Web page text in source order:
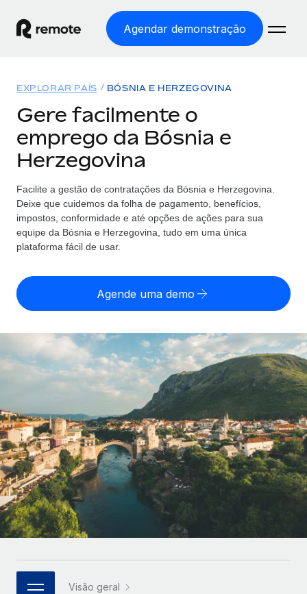
Agendar demonstração
EMPREGO GLOBAL
Processamento Salarial
Employer of Record
Expanda globalmente sem custos de constituição de
globalmente
SERVICES
Perguntar a um especialista
Obtenha apoio especializado em RH e
Soluções
COBERTURA GLOBAL
Explorador de países
Encontra apoio para emprego global por país
Comparar a Remote
TORNE-SE NOSSO PARCEIRO
Integre os RH globais na sua plataforma de forma
flexível
Cultivating a Thriving Remote-First Culture in
Partnership with Remote
At a glance Discover the evolution of TheyDo, a pioneering
journey management platform that has...
Mais informações
Reverse Tech's strategic partnership with
Remote for contractor management and
payroll
Preçário
Português (Portugal)
Nederlands
Français
Deutsch
Italiano
Português (Portugal)
日本語
한국어
中文（简体）
Início de sessão
EXPLORAR PAÍS BÓSNIA E HERZEGOVINA
Gere facilmente o
emprego da Bósnia e
Herzegovina
Facilite a gestão de contratações da Bósnia e Herzegovina.
Deixe que cuidemos da folha de pagamento, benefícios,
impostos, conformidade e até opções de ações para sua
equipe da Bósnia e Herzegovina, tudo em uma única
plataforma fácil de usar.
Agende uma demo
Visão geral